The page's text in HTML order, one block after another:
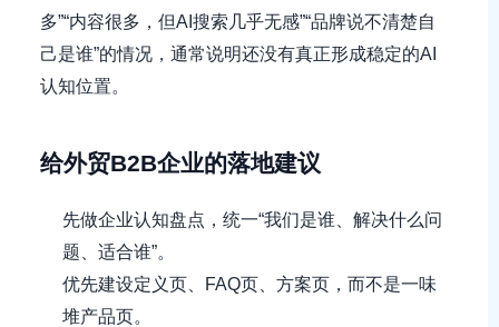
多”“内容很多，但AI搜索几乎无感”“品牌说不清楚自
己是谁”的情况，通常说明还没有真正形成稳定的AI
认知位置。
给外贸B2B企业的落地建议
先做企业认知盘点，统一“我们是谁、解决什么问
题、适合谁”。
优先建设定义页、FAQ页、方案页，而不是一味
堆产品页。